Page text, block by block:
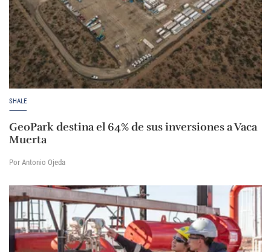
SHALE
GeoPark destina el 64% de sus inversiones a Vaca
Muerta
Por Antonio Ojeda